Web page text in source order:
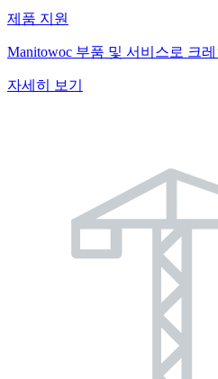
제품 지원
Manitowoc 부품 및 서비스로 크
자세히 보기